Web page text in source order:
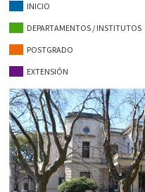
INICIO
DEPARTAMENTOS / INSTITUTOS
POSTGRADO
EXTENSIÓN